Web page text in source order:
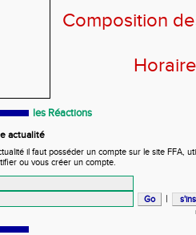
Composition
les Réactions
actualité
il faut posséder un compte sur le site FFA,
ou vous créer un compte.
|